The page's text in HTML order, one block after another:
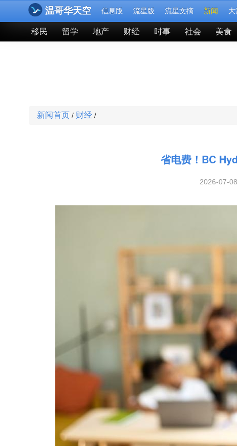
温哥华天空 信息版 流星版 流星文摘 新闻
移民 留学 地产 财经 时事 社会 美食
新闻首页 / 财经 /
省电费！BC
2026-07-